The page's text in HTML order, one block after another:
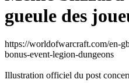
gueule des
https://worldofwarcraft.com/en-
bonus-event-legion-dungeons
Illustration officiel du post